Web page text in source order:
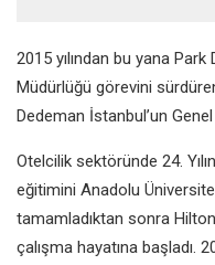
2015 yılından bu yana
Müdürlüğü görevini
Dedeman İstanbul’un
Otelcilik sektöründe 24.
eğitimini Anadolu
tamamladıktan sonra
çalışma hayatına başladı.